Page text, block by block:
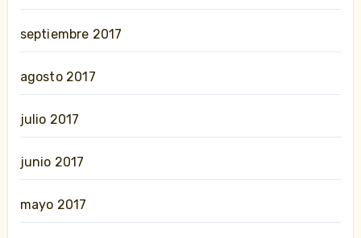
septiembre 2017
agosto 2017
julio 2017
junio 2017
mayo 2017